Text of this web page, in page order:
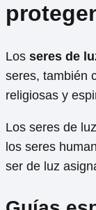
Los seres de
seres, también
religiosas y
Los seres de
los seres
ser de luz